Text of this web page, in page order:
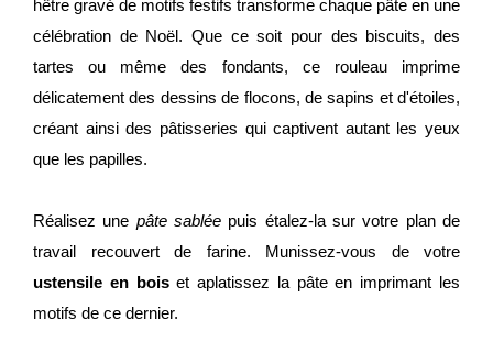
hêtre gravé de motifs festifs transforme chaque pâte en une
célébration de Noël. Que ce soit pour des biscuits, des
tartes ou même des fondants, ce rouleau imprime
délicatement des dessins de flocons, de sapins et d'étoiles,
créant ainsi des pâtisseries qui captivent autant les yeux
que les papilles.
Réalisez une pâte sablée puis étalez-la sur votre plan de
travail recouvert de farine. Munissez-vous de votre
ustensile en boiset aplatissez la pâte en imprimant les
motifs de ce dernier.